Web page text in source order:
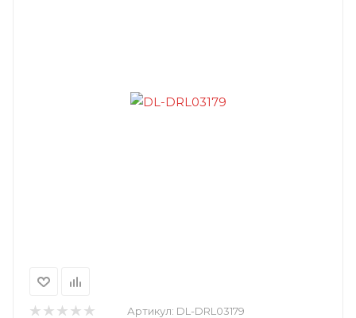
Артикул: DL-DRL03179